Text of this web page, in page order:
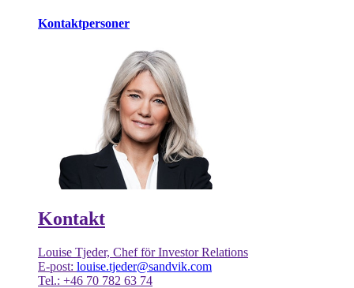
Kontaktpersoner
Kontakt
Louise Tjeder, Chef för Investor Relations
E-post: louise.tjeder@sandvik.com
Tel.: +46 70 782 63 74